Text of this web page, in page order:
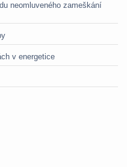
neomluveného zameškání
v energetice